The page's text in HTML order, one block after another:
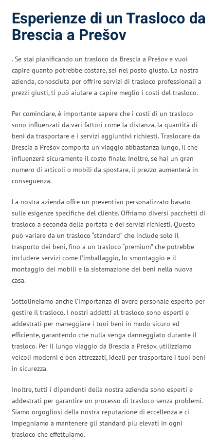
Esperienze di un Trasloco da
Brescia a Prešov
. Se stai pianificando un trasloco da Brescia a Prešov e vuoi
capire quanto potrebbe costare, sei nel posto giusto. La nostra
azienda, conosciuta per offrire servizi di trasloco professionali a
prezzi giusti, ti può aiutare a capire meglio i costi del trasloco.
Per cominciare, è importante sapere che i costi di un trasloco
sono influenzati da vari fattori come la distanza, la quantità di
beni da trasportare e i servizi aggiuntivi richiesti. Traslocare da
Brescia a Prešov comporta un viaggio abbastanza lungo, il che
influenzerà sicuramente il costo finale. Inoltre, se hai un gran
numero di articoli o mobili da spostare, il prezzo aumenterà in
conseguenza.
La nostra azienda offre un preventivo personalizzato basato
sulle esigenze specifiche del cliente. Offriamo diversi pacchetti di
trasloco a seconda della portata e dei servizi richiesti. Questo
può variare da un trasloco “standard” che include solo il
trasporto dei beni, fino a un trasloco “premium” che potrebbe
includere servizi come l’imballaggio, lo smontaggio e il
montaggio dei mobili e la sistemazione dei beni nella nuova
casa.
Sottolineiamo anche l’importanza di avere personale esperto per
gestire il trasloco. I nostri addetti al trasloco sono esperti e
addestrati per maneggiare i tuoi beni in modo sicuro ed
efficiente, garantendo che nulla venga danneggiato durante il
trasloco. Per il lungo viaggio da Brescia a Prešov, utilizziamo
veicoli moderni e ben attrezzati, ideali per trasportare i tuoi beni
in sicurezza.
Inoltre, tutti i dipendenti della nostra azienda sono esperti e
addestrati per garantire un processo di trasloco senza problemi.
Siamo orgogliosi della nostra reputazione di eccellenza e ci
impegniamo a mantenere gli standard più elevati in ogni
trasloco che effettuiamo.